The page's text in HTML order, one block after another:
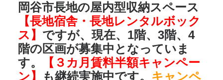
岡谷市長地の屋内型収納スペース
【長地宿舎・長地レンタルボック
ス】 ですが、現在、1階、3階、4
階の区画が募集中となっていま
す。
【３カ月賃料半額キャンペー
ン】
も継続実施中です。 キャンペ